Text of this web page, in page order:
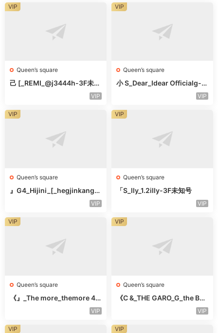
Queen’s square
己 [_REMI_@j3444h-3F未知
VIP
VIP
Queen’s square
小 S_Dear_Idear Officialg-3
VIP
VIP
Queen’s square
』G4_Hijini_[_hegjinkang-
VIP
VIP
Queen’s square
「S_lly_1.2illy-3F未知号
VIP
VIP
Queen’s square
《』_The more_themore 41
VIP
VIP
Queen’s square
《C &_THE GARO_G_the Bar
VIP
VIP
VIP VIP